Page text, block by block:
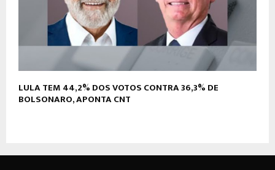
LULA TEM 44,2% DOS VOTOS CONTRA 36,3% DE
BOLSONARO, APONTA CNT